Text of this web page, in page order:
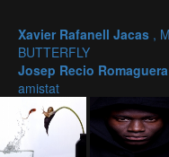
Xavier Rafanell Jacas ,
BUTTERFLY
Josep Recio Romaguera
amistat